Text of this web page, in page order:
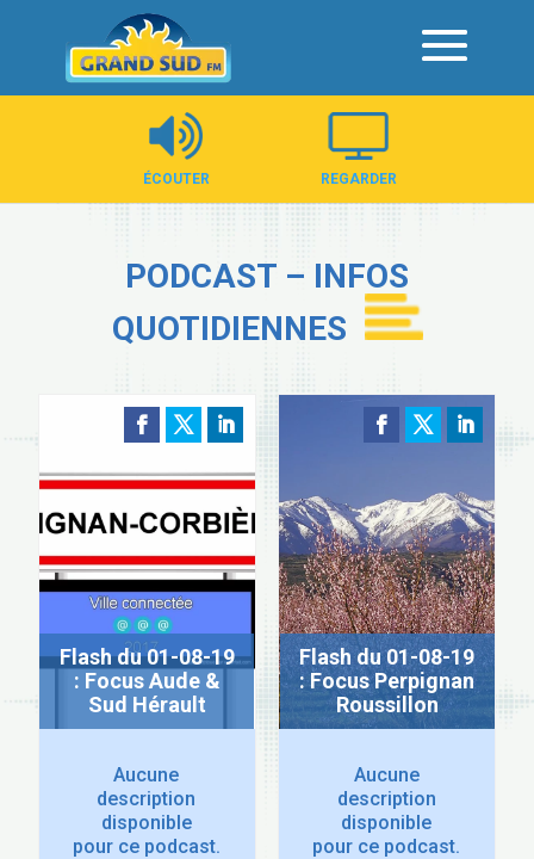
Panneau de gestion des cookies
ÉCOUTER REGARDER
PODCAST – INFOS
QUOTIDIENNES
Flash du 01-08-19
: Focus Aude &
Sud Hérault
Aucune
description
disponible
pour ce podcast.
Flash du 01-08-19
: Focus Perpignan
Roussillon
Aucune
description
disponible
pour ce podcast.